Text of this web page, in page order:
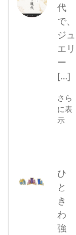
代
で、
ジュ
エリ
ー
[…]
さら
に表
示
ひ
と
き
わ
強